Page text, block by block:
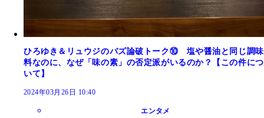
ひろゆき＆リュウジのバズ論破トーク⑩ 塩や醤油と同じ調味
料なのに、なぜ「味の素」の否定派がいるのか？【この件につ
いて】
2024年03月26日 10:40
エンタメ